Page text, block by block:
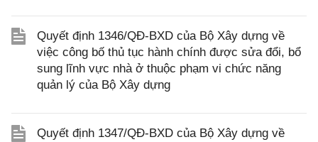
Quyết định 1346/QĐ-BXD của Bộ Xây dựng về
việc công bố thủ tục hành chính được sửa đổi, bổ
sung lĩnh vực nhà ở thuộc phạm vi chức năng
quản lý của Bộ Xây dựng
Quyết định 1347/QĐ-BXD của Bộ Xây dựng về